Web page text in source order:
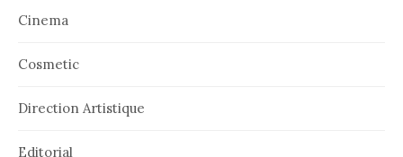
Cinema
Cosmetic
Direction Artistique
Editorial